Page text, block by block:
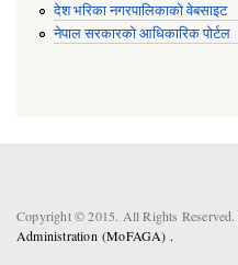
देश भरिका नगरपालिकाको वेबसाइट
नेपाल सरकारको आधिकारिक पोर्टल
Copyright © 2015. All Rights Reserved.
Administration (MoFAGA) .